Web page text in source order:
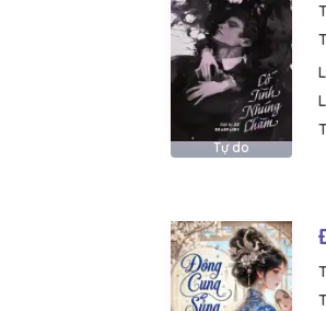
Tự do